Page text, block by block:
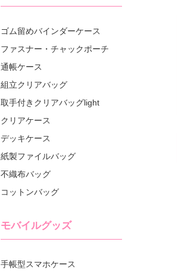
ゴム留めバインダーケース
ファスナー・チャックポーチ
通帳ケース
組立クリアバッグ
取手付きクリアバッグlight
クリアケース
デッキケース
紙製ファイルバッグ
不織布バッグ
コットンバッグ
モバイルグッズ
手帳型スマホケース